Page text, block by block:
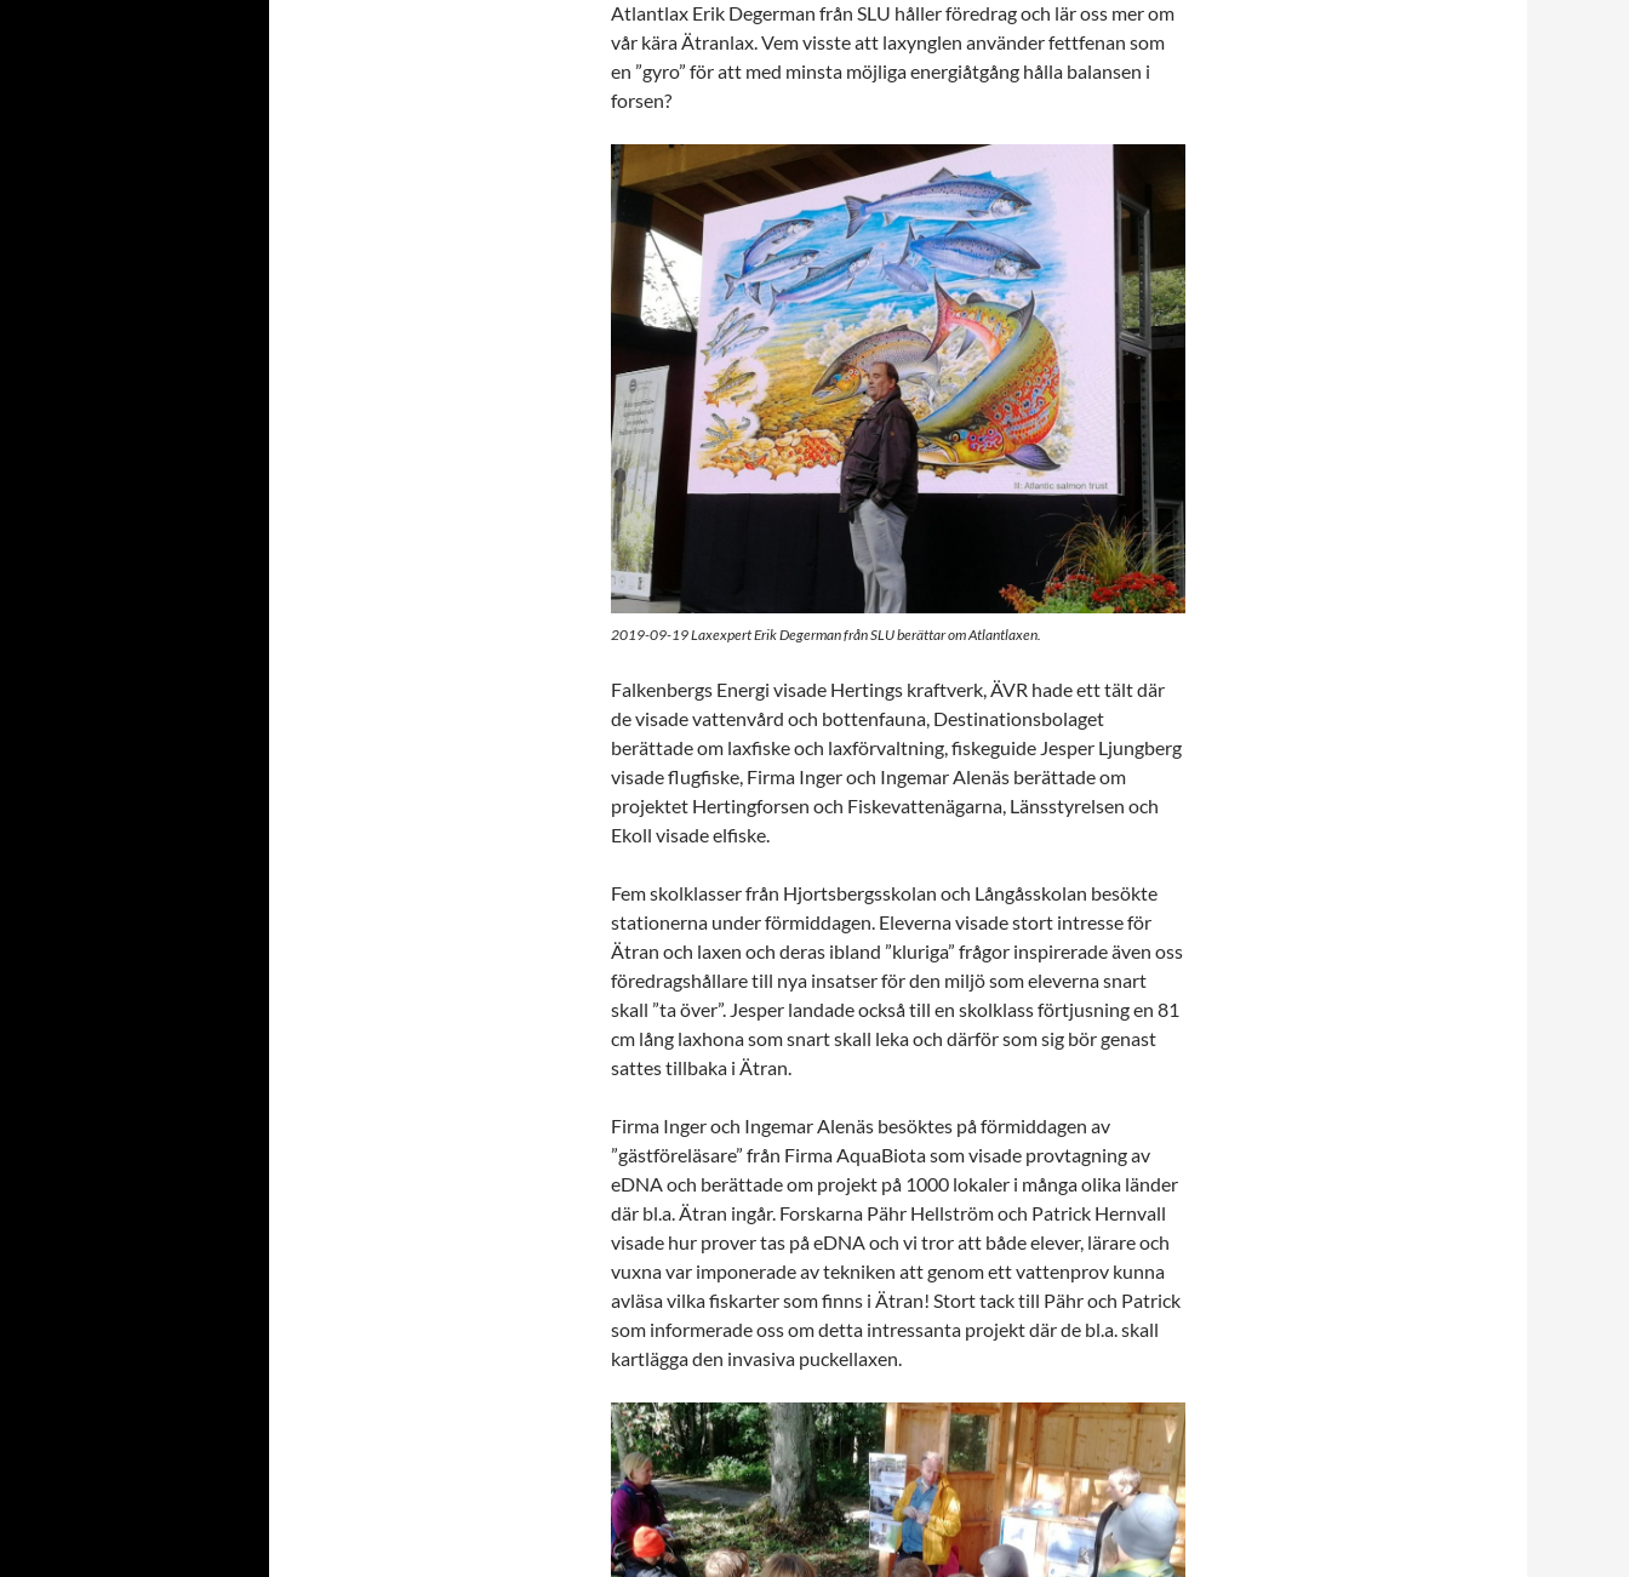
Atlantlax Erik Degerman från SLU håller föredrag och lär oss mer om
vår kära Ätranlax. Vem visste att laxynglen använder fettfenan som
en ”gyro” för att med minsta möjliga energiåtgång hålla balansen i
forsen?
2019-09-19 Laxexpert Erik Degerman från SLU berättar om Atlantlaxen.
Falkenbergs Energi visade Hertings kraftverk, ÄVR hade ett tält där
de visade vattenvård och bottenfauna, Destinationsbolaget
berättade om laxfiske och laxförvaltning, fiskeguide Jesper Ljungberg
visade flugfiske, Firma Inger och Ingemar Alenäs berättade om
projektet Hertingforsen och Fiskevattenägarna, Länsstyrelsen och
Ekoll visade elfiske.
Fem skolklasser från Hjortsbergsskolan och Långåsskolan besökte
stationerna under förmiddagen. Eleverna visade stort intresse för
Ätran och laxen och deras ibland ”kluriga” frågor inspirerade även oss
föredragshållare till nya insatser för den miljö som eleverna snart
skall ”ta över”. Jesper landade också till en skolklass förtjusning en 81
cm lång laxhona som snart skall leka och därför som sig bör genast
sattes tillbaka i Ätran.
Firma Inger och Ingemar Alenäs besöktes på förmiddagen av
”gästföreläsare” från Firma AquaBiota som visade provtagning av
eDNA och berättade om projekt på 1000 lokaler i många olika länder
där bl.a. Ätran ingår. Forskarna Pähr Hellström och Patrick Hernvall
visade hur prover tas på eDNA och vi tror att både elever, lärare och
vuxna var imponerade av tekniken att genom ett vattenprov kunna
avläsa vilka fiskarter som finns i Ätran! Stort tack till Pähr och Patrick
som informerade oss om detta intressanta projekt där de bl.a. skall
kartlägga den invasiva puckellaxen.